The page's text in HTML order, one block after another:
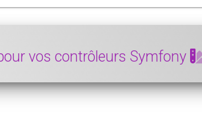
vos contrôleurs Symfony